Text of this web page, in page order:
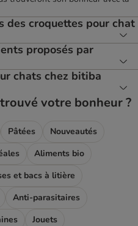
des croquettes pour chat
proposés par
chats chez bitiba
votre bonheur ?
Pâtées
Nouveautés
Aliments bio
et bacs à litière
Anti-parasitaires
Jouets